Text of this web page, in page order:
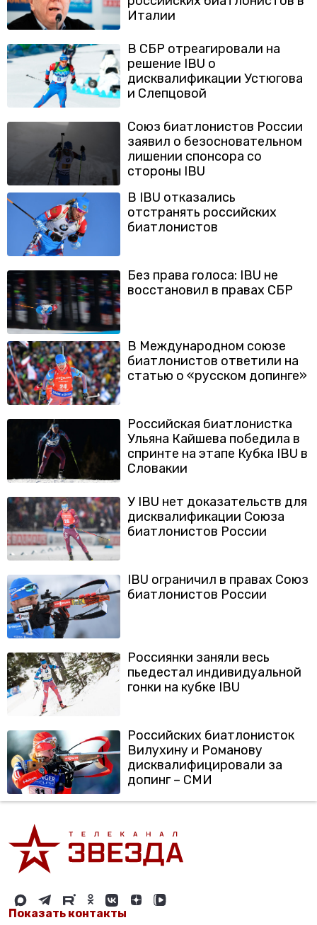
Италии
В СБР отреагировали на
решение IBU о
дисквалификации Устюгова
и Слепцовой
Союз биатлонистов России
заявил о безосновательном
лишении спонсора со
стороны IBU
В IBU отказались
отстранять российских
биатлонистов
Без права голоса: IBU не
восстановил в правах СБР
В Международном союзе
биатлонистов ответили на
статью о «русском допинге»
Российская биатлонистка
Ульяна Кайшева победила в
спринте на этапе Кубка IBU в
Словакии
У IBU нет доказательств для
дисквалификации Союза
биатлонистов России
IBU ограничил в правах Союз
биатлонистов России
Россиянки заняли весь
пьедестал индивидуальной
гонки на кубке IBU
Российских биатлонисток
Вилухину и Романову
дисквалифицировали за
допинг – СМИ
Показать контакты